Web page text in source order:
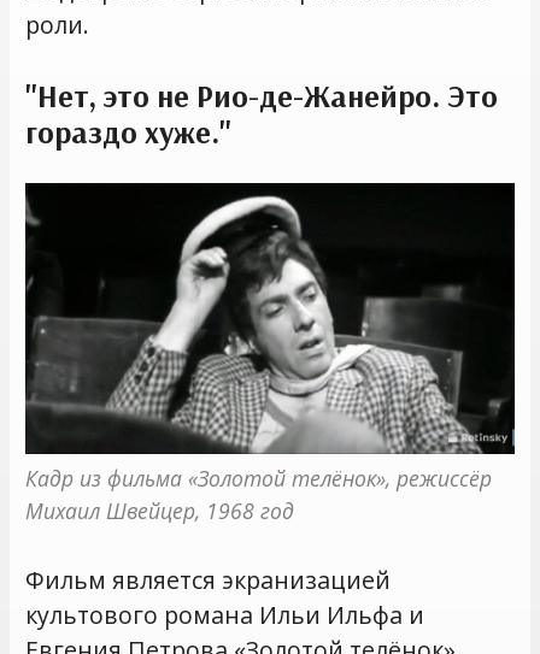
роли.
"Нет, это не Рио-де-Жанейро. Это
гораздо хуже."
Кадр из фильма «Золотой телёнок», режиссёр
Михаил Швейцер, 1968 год
Фильм является экранизацией
культового романа Ильи Ильфа и